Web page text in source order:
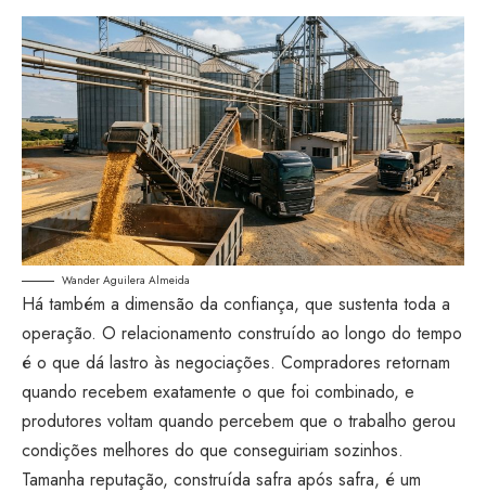
Wander Aguilera Almeida
Há também a dimensão da confiança, que sustenta toda a
operação. O relacionamento construído ao longo do tempo
é o que dá lastro às negociações. Compradores retornam
quando recebem exatamente o que foi combinado, e
produtores voltam quando percebem que o trabalho gerou
condições melhores do que conseguiriam sozinhos.
Tamanha reputação, construída safra após safra, é um